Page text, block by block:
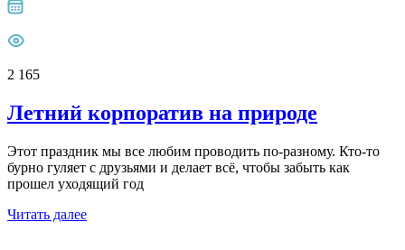
2 165
Летний корпоратив на природе
Этот праздник мы все любим проводить по-разному. Кто-то
бурно гуляет с друзьями и делает всё, чтобы забыть как
прошел уходящий год
Читать далее